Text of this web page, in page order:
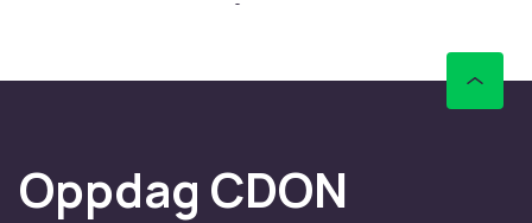
Kjøp bøker på engelsk online
Oppdag CDON